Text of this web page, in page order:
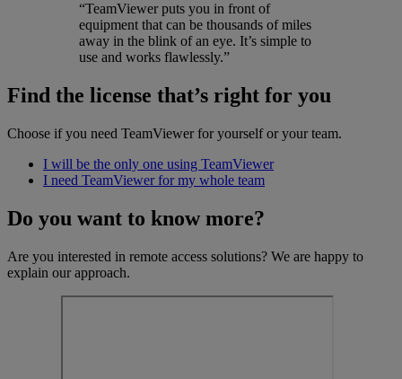
“TeamViewer puts you in front of
equipment that can be thousands of miles
away in the blink of an eye. It’s simple to
use and works flawlessly.”
Find the license that’s right for you
Choose if you need TeamViewer for yourself or your team.
I will be the only one using TeamViewer
I need TeamViewer for my whole team
Do you want to know more?
Are you interested in remote access solutions? We are happy to
explain our approach.